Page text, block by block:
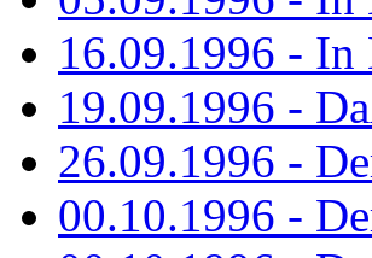
16.09.1996 - In
19.09.1996 -
26.09.1996 -
00.10.1996 -